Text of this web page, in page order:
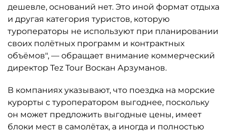
дешевле, оснований нет. Это иной формат отдыха
и другая категория туристов, которую
туроператоры не используют при планировании
своих полётных программ и контрактных
объёмов", — обращает внимание коммерческий
директор Tez Tour Воскан Арзуманов.
В компаниях указывают, что поездка на морские
курорты с туроператором выгоднее, поскольку
он может предложить выгодные цены, имеет
блоки мест в самолётах, а иногда и полностью